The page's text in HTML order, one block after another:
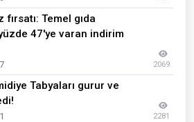
Temel gıda
47'ye varan indirim
2069
Tabyaları gurur ve
2281